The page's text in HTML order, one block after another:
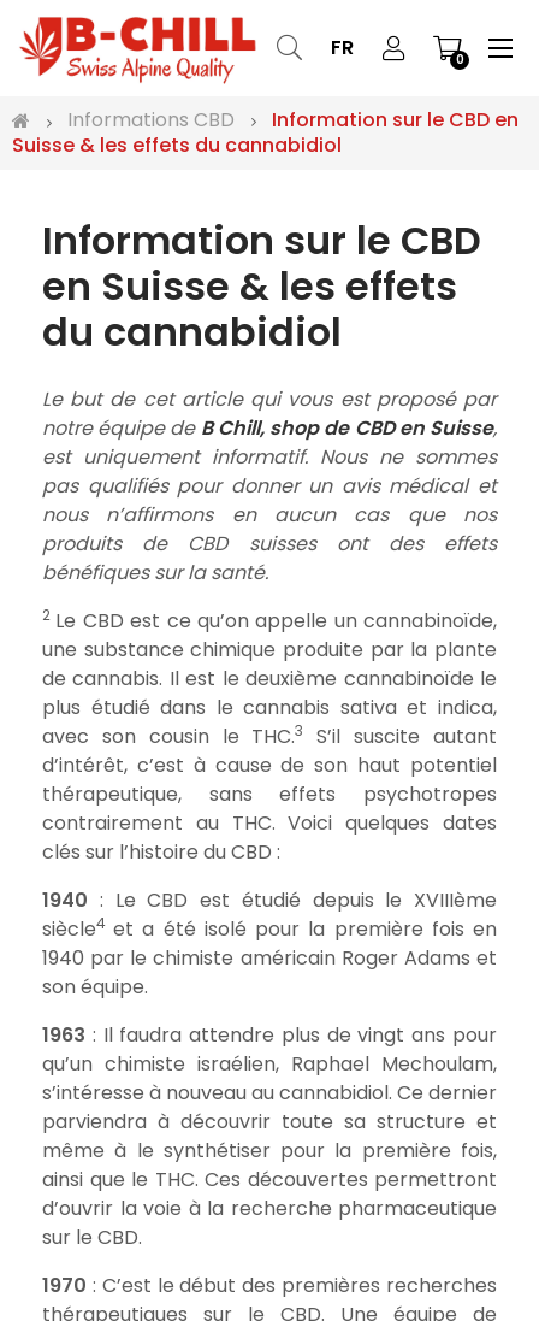
FR 0 ☰
Informations CBD
Information sur le CBD en
Suisse & les effets du cannabidiol
Information sur le CBD
en Suisse & les effets
du cannabidiol
Le but de cet article qui vous est proposé par
notre équipe de B Chill, shop de CBD en Suisse,
est uniquement informatif. Nous ne sommes
pas qualifiés pour donner un avis médical et
nous n’affirmons en aucun cas que nos
produits de CBD suisses ont des effets
bénéfiques sur la santé.
2 Le CBD est ce qu’on appelle un cannabinoïde,
une substance chimique produite par la plante
de cannabis. Il est le deuxième cannabinoïde le
plus étudié dans le cannabis sativa et indica,
avec son cousin le THC.3
S’il suscite autant
d’intérêt, c’est à cause de son haut potentiel
thérapeutique, sans effets psychotropes
contrairement au THC. Voici quelques dates
clés sur l’histoire du CBD :
1940 : Le CBD est étudié depuis le XVIIIème
siècle4 et a été isolé pour la première fois en
1940 par le chimiste américain Roger Adams et
son équipe.
1963 : Il faudra attendre plus de vingt ans pour
qu’un chimiste israélien, Raphael Mechoulam,
s’intéresse à nouveau au cannabidiol. Ce dernier
parviendra à découvrir toute sa structure et
même à le synthétiser pour la première fois,
ainsi que le THC. Ces découvertes permettront
d’ouvrir la voie à la recherche pharmaceutique
sur le CBD.
1970 : C’est le début des premières recherches
thérapeutiques sur le CBD. Une équipe de